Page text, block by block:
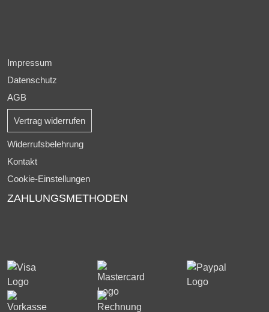
Impressum
Datenschutz
AGB
Vertrag widerrufen
Widerrufsbelehrung
Kontakt
Cookie-Einstellungen
ZAHLUNGSMETHODEN